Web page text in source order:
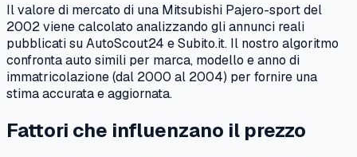
Il valore di mercato di una Mitsubishi Pajero-sportdel
2002viene calcolato analizzando gli annunci reali
pubblicati su AutoScout24 e Subito.it. Il nostro algoritmo
confronta auto simili per marca, modello e anno di
immatricolazione (dal 2000 al 2004) per fornire una
stima accurata e aggiornata.
Fattori che influenzano il prezzo